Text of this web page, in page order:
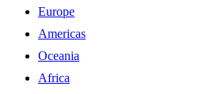
Europe
Americas
Oceania
Africa